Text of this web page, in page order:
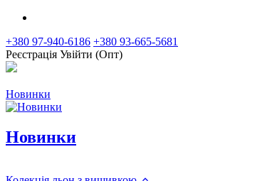
+380 97-940-6186 +380 93-665-5681
Реєстрація Увійти (Опт)
Новинки
Новинки